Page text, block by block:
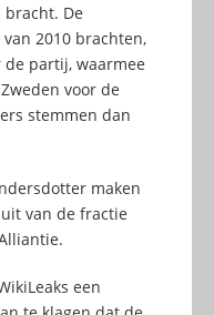
bracht. De
2010 brachten,
de partij, waarmee
voor de
stemmen dan
maken
van de fractie
een